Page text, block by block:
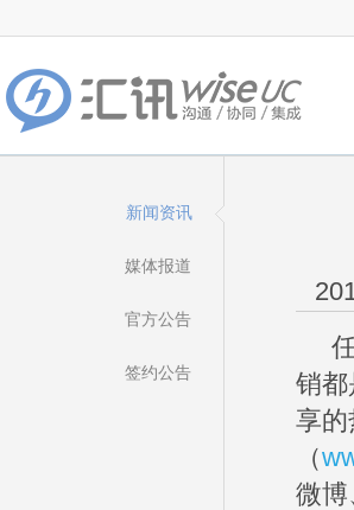
新闻资讯
媒体报道
官方公告
签约公告
任
销都
享的
（
微博